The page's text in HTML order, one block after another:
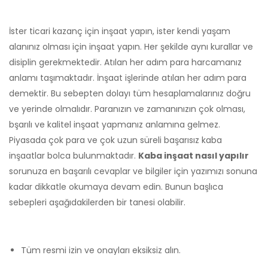
İster ticari kazanç için inşaat yapın, ister kendi yaşam
alanınız olması için inşaat yapın. Her şekilde aynı kurallar ve
disiplin gerekmektedir. Atılan her adım para harcamanız
anlamı taşımaktadır. İnşaat işlerinde atılan her adım para
demektir. Bu sebepten dolayı tüm hesaplamalarınız doğru
ve yerinde olmalıdır. Paranızın ve zamanınızın çok olması,
bşarılı ve kalitel inşaat yapmanız anlamına gelmez.
Piyasada çok para ve çok uzun süreli başarısız kaba
inşaatlar bolca bulunmaktadır. Kaba inşaat nasıl yapılır
sorunuza en başarılı cevaplar ve bilgiler için yazımızı sonuna
kadar dikkatle okumaya devam edin. Bunun başlıca
sebepleri aşağıdakilerden bir tanesi olabilir.
Tüm resmi izin ve onayları eksiksiz alın.